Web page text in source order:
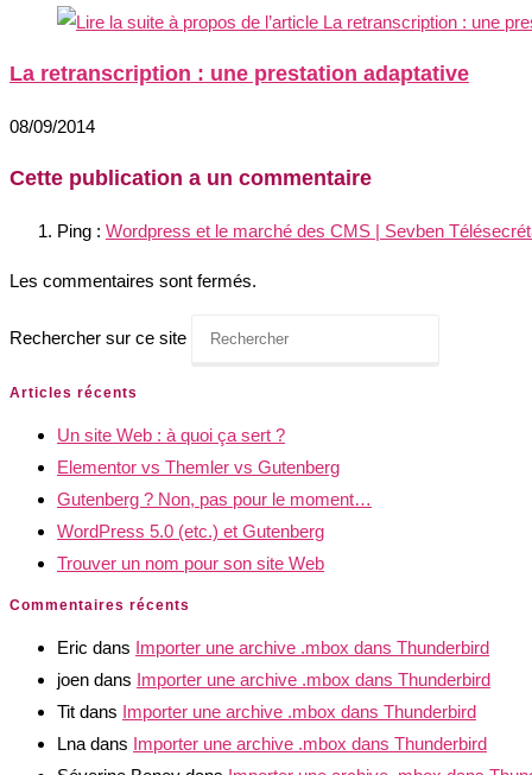
La retranscription : une prestation adaptative
08/09/2014
Cette publication a un commentaire
Ping : Wordpress et le marché des CMS | Sevben
Les commentaires sont fermés.
Rechercher sur ce site
Articles récents
Un site Web : à quoi ça sert ?
Elementor vs Themler vs Gutenberg
Gutenberg ? Non, pas pour le moment…
WordPress 5.0 (etc.) et Gutenberg
Trouver un nom pour son site Web
Commentaires récents
Eric dans Importer une archive .mbox dans Thunderbird
joen dans Importer une archive .mbox dans Thunderbird
Tit dans Importer une archive .mbox dans Thunderbird
Lna dans Importer une archive .mbox dans Thunderbird